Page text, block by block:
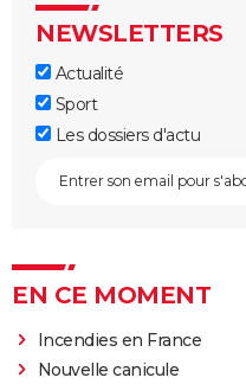
NEWSLETTERS
Actualité
Sport
Les dossiers d'actu
EN CE MOMENT
Incendies en France
Nouvelle canicule